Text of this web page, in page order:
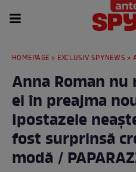
HOMEPAGE » EXCLUSIV SPYNEWS » Anna
Anna Roman
ei în preajma
Ipostazele
fost surprinsă
modă /